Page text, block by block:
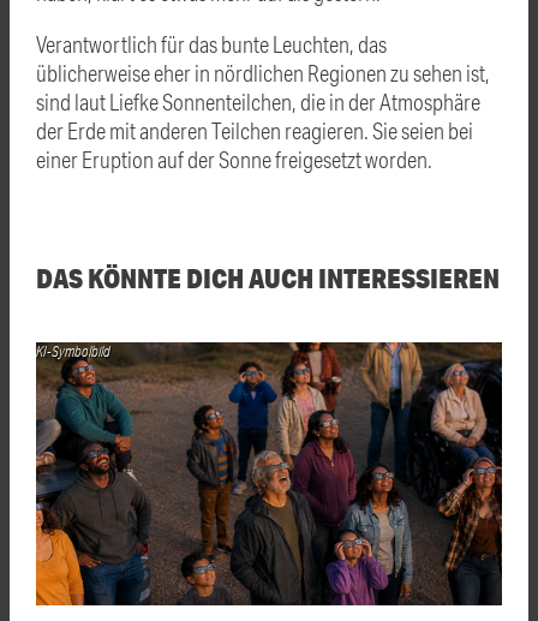
Verantwortlich für das bunte Leuchten, das
üblicherweise eher in nördlichen Regionen zu sehen ist,
sind laut Liefke Sonnenteilchen, die in der Atmosphäre
der Erde mit anderen Teilchen reagieren. Sie seien bei
einer Eruption auf der Sonne freigesetzt worden.
DAS KÖNNTE DICH AUCH INTERESSIEREN
KI-Symbolbild